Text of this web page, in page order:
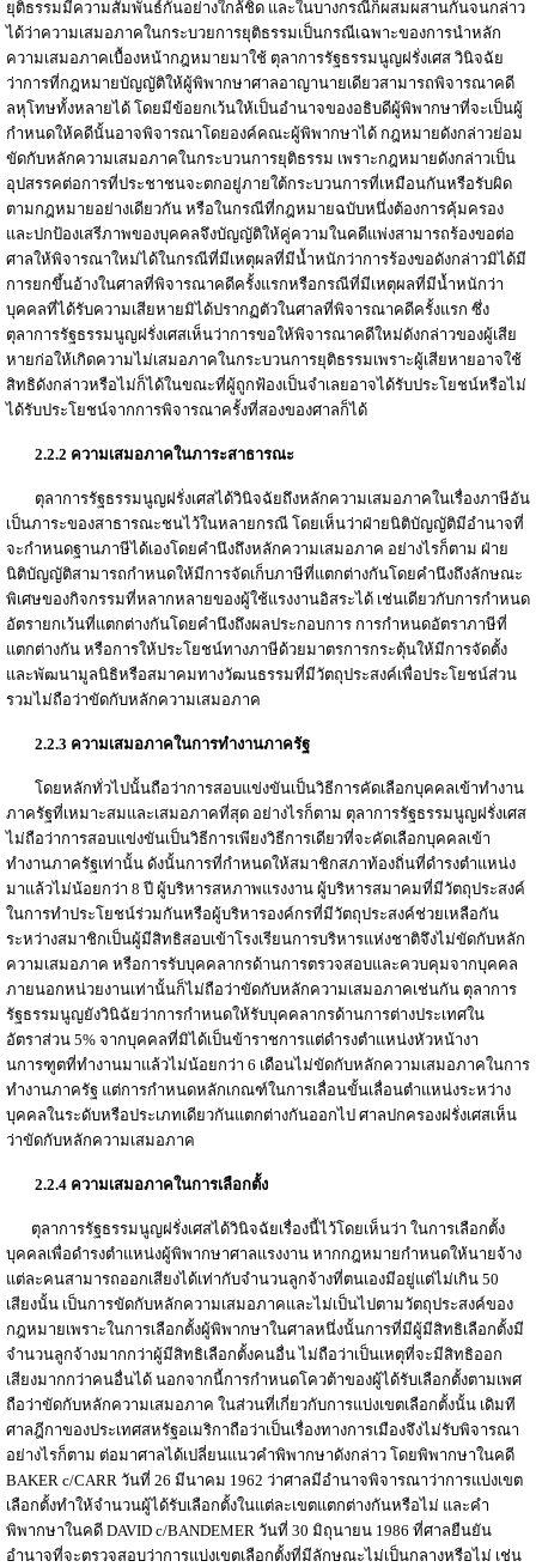
ยุติธรรมมีความสัมพันธ์กันอย่างใกล้ชิด และในบางกรณีก็ผสมผสานกันจนกล่าว
ได้ว่าความเสมอภาคในกระบวยการยุติธรรมเป็นกรณีเฉพาะของการนำหลัก
ความเสมอภาคเบื้องหน้ากฎหมายมาใช้ ตุลาการรัฐธรรมนูญฝรั่งเศส วินิจฉัย
ว่าการที่กฎหมายบัญญัติให้ผู้พิพากษาศาลอาญานายเดียวสามารถพิจารณาคดี
ลหุโทษทั้งหลายได้ โดยมีข้อยกเว้นให้เป็นอำนาจของอธิบดีผู้พิพากษาที่จะเป็นผู้
กำหนดให้คดีนั้นอาจพิจารณาโดยองค์คณะผู้พิพากษาได้ กฎหมายดังกล่าวย่อม
ขัดกับหลักความเสมอภาคในกระบวนการยุติธรรม เพราะกฎหมายดังกล่าวเป็น
อุปสรรคต่อการที่ประชาชนจะตกอยู่ภายใต้กระบวนการที่เหมือนกันหรือรับผิด
ตามกฎหมายอย่างเดียวกัน หรือในกรณีที่กฎหมายฉบับหนึ่งต้องการคุ้มครอง
และปกป้องเสรีภาพของบุคคลจึงบัญญัติให้คู่ความในคดีแพ่งสามารถร้องขอต่อ
ศาลให้พิจารณาใหม่ได้ในกรณีที่มีเหตุผลที่มีน้ำหนักว่าการร้องขอดังกล่าวมิได้มี
การยกขึ้นอ้างในศาลที่พิจารณาคดีครั้งแรกหรือกรณีที่มีเหตุผลที่มีน้ำหนักว่า
บุคคลที่ได้รับความเสียหายมิได้ปรากฏตัวในศาลที่พิจารณาคดีครั้งแรก ซึ่ง
ตุลาการรัฐธรรมนูญฝรั่งเศสเห็นว่าการขอให้พิจารณาคดีใหม่ดังกล่าวของผู้เสีย
หายก่อให้เกิดความไม่เสมอภาคในกระบวนการยุติธรรมเพราะผู้เสียหายอาจใช้
สิทธิดังกล่าวหรือไม่ก็ได้ในขณะที่ผู้ถูกฟ้องเป็นจำเลยอาจได้รับประโยชน์หรือไม่
ได้รับประโยชน์จากการพิจารณาครั้งที่สองของศาลก็ได้
2.2.2 ความเสมอภาคในภาระสาธารณะ
ตุลาการรัฐธรรมนูญฝรั่งเศสได้วินิจฉัยถึงหลักความเสมอภาคในเรื่องภาษีอัน
เป็นภาระของสาธารณะชนไว้ในหลายกรณี โดยเห็นว่าฝ่ายนิติบัญญัติมีอำนาจที่
จะกำหนดฐานภาษีได้เองโดยคำนึงถึงหลักความเสมอภาค อย่างไรก็ตาม ฝ่าย
นิติบัญญัติสามารถกำหนดให้มีการจัดเก็บภาษีที่แตกต่างกันโดยคำนึงถึงลักษณะ
พิเศษของกิจกรรมที่หลากหลายของผู้ใช้แรงงานอิสระได้ เช่นเดียวกับการกำหนด
อัตรายกเว้นที่แตกต่างกันโดยคำนึงถึงผลประกอบการ การกำหนดอัตราภาษีที่
แตกต่างกัน หรือการให้ประโยชน์ทางภาษีด้วยมาตรการกระตุ้นให้มีการจัดตั้ง
และพัฒนามูลนิธิหรือสมาคมทางวัฒนธรรมที่มีวัตถุประสงค์เพื่อประโยชน์ส่วน
รวมไม่ถือว่าขัดกับหลักความเสมอภาค
2.2.3 ความเสมอภาคในการทำงานภาครัฐ
โดยหลักทั่วไปนั้นถือว่าการสอบแข่งขันเป็นวิธีการคัดเลือกบุคคลเข้าทำงาน
ภาครัฐที่เหมาะสมและเสมอภาคที่สุด อย่างไรก็ตาม ตุลาการรัฐธรรมนูญฝรั่งเศส
ไม่ถือว่าการสอบแข่งขันเป็นวิธีการเพียงวิธีการเดียวที่จะคัดเลือกบุคคลเข้า
ทำงานภาครัฐเท่านั้น ดังนั้นการที่กำหนดให้สมาชิกสภาท้องถิ่นที่ดำรงตำแหน่ง
มาแล้วไม่น้อยกว่า 8 ปี ผู้บริหารสหภาพแรงงาน ผู้บริหารสมาคมที่มีวัตถุประสงค์
ในการทำประโยชน์ร่วมกันหรือผู้บริหารองค์กรที่มีวัตถุประสงค์ช่วยเหลือกัน
ระหว่างสมาชิกเป็นผู้มีสิทธิสอบเข้าโรงเรียนการบริหารแห่งชาติจึงไม่ขัดกับหลัก
ความเสมอภาค หรือการรับบุคคลากรด้านการตรวจสอบและควบคุมจากบุคคล
ภายนอกหน่วยงานเท่านั้นก็ไม่ถือว่าขัดกับหลักความเสมอภาคเช่นกัน ตุลาการ
รัฐธรรมนูญยังวินิฉัยว่าการกำหนดให้รับบุคคลากรด้านการต่างประเทศใน
อัตราส่วน 5% จากบุคคลที่มิได้เป็นข้าราชการแต่ดำรงตำแหน่งหัวหน้างา
นการฑูตที่ทำงานมาแล้วไม่น้อยกว่า 6 เดือนไม่ขัดกับหลักความเสมอภาคในการ
ทำงานภาครัฐ แต่การกำหนดหลักเกณฑ์ในการเลื่อนขั้นเลื่อนตำแหน่งระหว่าง
บุคคลในระดับหรือประเภทเดียวกันแตกต่างกันออกไป ศาลปกครองฝรั่งเศสเห็น
ว่าขัดกับหลักความเสมอภาค
2.2.4 ความเสมอภาคในการเลือกตั้ง
ตุลาการรัฐธรรมนูญฝรั่งเศสได้วินิจฉัยเรื่องนี้ไว้โดยเห็นว่า ในการเลือกตั้ง
บุคคลเพื่อดำรงตำแหน่งผู้พิพากษาศาลแรงงาน หากกฎหมายกำหนดให้นายจ้าง
แต่ละคนสามารถออกเสียงได้เท่ากับจำนวนลูกจ้างที่ตนเองมีอยู่แต่ไม่เกิน 50
เสียงนั้น เป็นการขัดกับหลักความเสมอภาคและไม่เป็นไปตามวัตถุประสงค์ของ
กฎหมายเพราะในการเลือกตั้งผู้พิพากษาในศาลหนึ่งนั้นการที่มีผู้มีสิทธิเลือกตั้งมี
จำนวนลูกจ้างมากกว่าผู้มีสิทธิเลือกตั้งคนอื่น ไม่ถือว่าเป็นเหตุที่จะมีสิทธิออก
เสียงมากกว่าคนอื่นได้ นอกจากนี้การกำหนดโควต้าของผู้ได้รับเลือกตั้งตามเพศ
ถือว่าขัดกับหลักความเสมอภาค ในส่วนที่เกี่ยวกับการแบ่งเขตเลือกตั้งนั้น เดิมที
ศาลฎีกาของประเทศสหรัฐอเมริกาถือว่าเป็นเรื่องทางการเมืองจึงไม่รับพิจารณา
อย่างไรก็ตาม ต่อมาศาลได้เปลี่ยนแนวคำพิพากษาดังกล่าว โดยพิพากษาในคดี
BAKER c/CARR วันที่ 26 มีนาคม 1962 ว่าศาลมีอำนาจพิจารณาว่าการแบ่งเขต
เลือกตั้งทำให้จำนวนผู้ได้รับเลือกตั้งในแต่ละเขตแตกต่างกันหรือไม่ และคำ
พิพากษาในคดี DAVID c/BANDEMER วันที่ 30 มิถุนายน 1986 ที่ศาลยืนยัน
อำนาจที่จะตรวจสอบว่าการแบ่งเขตเลือกตั้งที่มีลักษณะไม่เป็นกลางหรือไม่ เช่น